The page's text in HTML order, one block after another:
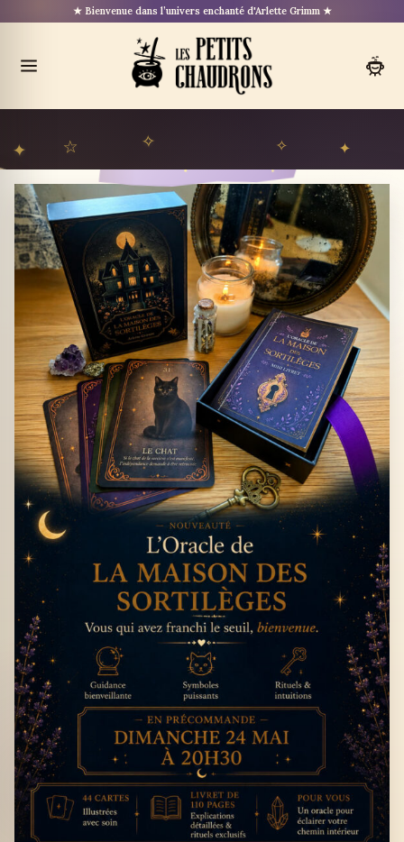
au
★ Bienvenue dans l’univers enchanté d'Arlette Grimm ★
Ouvrir
le